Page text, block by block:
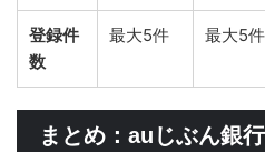
登録件
数
最大5件 最大5件
まとめ：auじぶん銀